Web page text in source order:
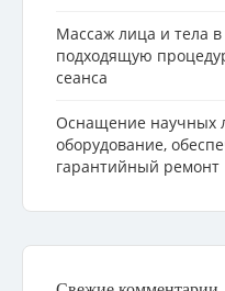
Массаж лица и тела
подходящую
сеанса
Оснащение научных
оборудование,
гарантийный ремонт